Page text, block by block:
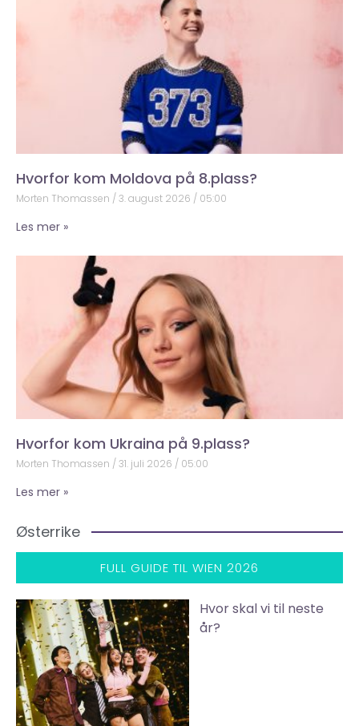
Hvorfor kom Moldova på 8.plass?
Morten Thomassen 3. august 2026 05:00
Les mer »
Hvorfor kom Ukraina på 9.plass?
Morten Thomassen 31. juli 2026 05:00
Les mer »
Østerrike
FULL GUIDE TIL WIEN 2026
Hvor skal vi til neste
år?